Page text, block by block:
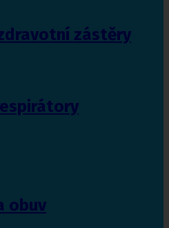
zástěry
obuv